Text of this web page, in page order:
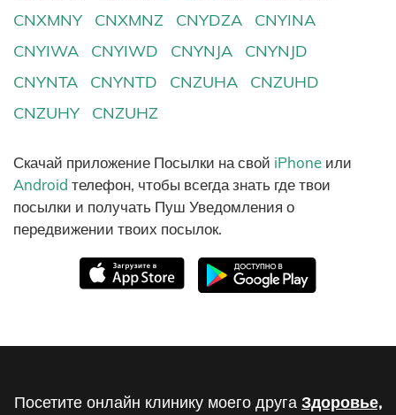
CNXMNY
CNXMNZ CNYDZA
CNYINA
CNYIWA
CNYIWD CNYNJA
CNYNJD
CNYNTA
CNYNTD CNZUHA
CNZUHD
CNZUHY
CNZUHZ
Скачай приложение Посылки на свой iPhone или
Android телефон, чтобы всегда знать где твои
посылки и получать Пуш Уведомления о
передвижении твоих посылок.
Посетите онлайн клинику моего друга Здоровье,